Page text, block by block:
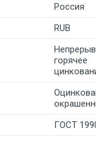
Россия
RUB
горячее
ГОСТ